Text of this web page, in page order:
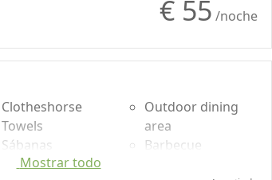
area
Washing machine
Own entrance
€ 55 /noche
Clotheshorse
Towels
Sábanas
Desk
Outdoor dining
area
Barbecue
Mostrar todo